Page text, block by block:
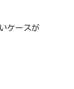
ケースが